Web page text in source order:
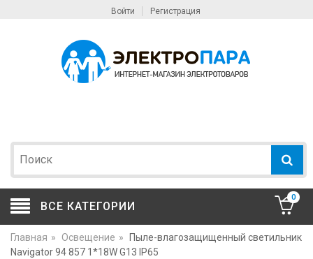
Войти Регистрация
ВСЕ КАТЕГОРИИ
0
Главная » Освещение »
Пыле-влагозащищенный светильник
Navigator 94 857 1*18W G13 IP65